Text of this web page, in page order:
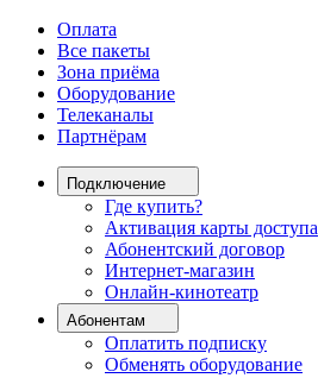
Оплата
Все пакеты
Зона приёма
Оборудование
Телеканалы
Партнёрам
Подключение
Где купить?
Активация карты доступа
Абонентский договор
Интернет-магазин
Онлайн-кинотеатр
Абонентам
Оплатить подписку
Обменять оборудование